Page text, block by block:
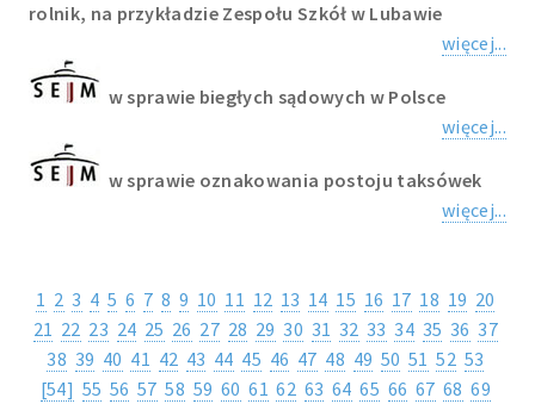
rolnik, na przykładzie Zespołu Szkół w Lubawie
więcej...
w sprawie biegłych sądowych w Polsce
więcej...
w sprawie oznakowania postoju taksówek
więcej...
1 2 3 4 5 6 7 8 9 10 11 12 13 14 15 16 17 18 19 20
21 22 23 24 25 26 27 28 29 30 31 32 33 34 35 36 37
38 39 40 41 42 43 44 45 46 47 48 49 50 51 52 53
[54] 55 56 57 58 59 60 61 62 63 64 65 66 67 68 69